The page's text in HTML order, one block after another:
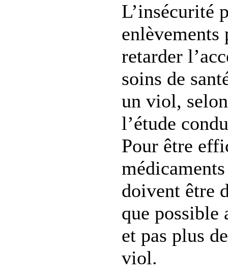
L’insécurité
enlèvements
retarder
soins de
un viol,
l’étude
Pour être
doivent être
que possible
et pas plus
viol.